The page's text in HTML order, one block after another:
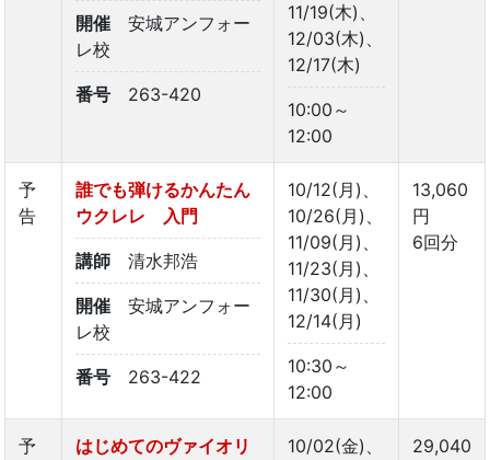
開催
安城アンフォー
レ校
番号 263-420
11/19(木)、
12/03(木)、
12/17(木)
10:00～
12:00
予
告
誰でも弾けるかんたん
ウクレレ 入門
講師 清水邦浩
開催
安城アンフォー
レ校
番号 263-422
10/12(月)、
10/26(月)、
11/09(月)、
11/23(月)、
11/30(月)、
12/14(月)
10:30～
12:00
13,060
円
6回分
予
はじめてのヴァイオリ
10/02(金)、
29,040